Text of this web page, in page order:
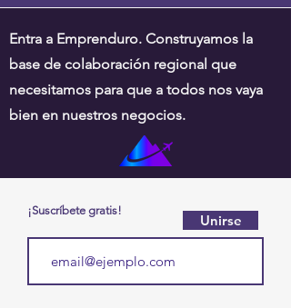
Entra a Emprenduro. Construyamos la
base de colaboración regional que
necesitamos para que a todos nos vaya
bien en nuestros negocios.
¡Suscríbete gratis!
Unirse